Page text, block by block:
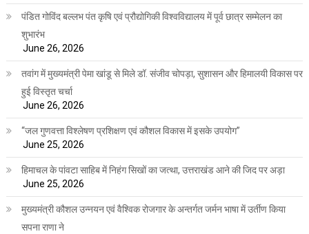
पंडित गोविंद बल्लभ पंत कृषि एवं प्रौद्योगिकी विश्वविद्यालय में पूर्व छात्र सम्मेलन का
शुभारंभ
June 26, 2026
तवांग में मुख्यमंत्री पेमा खांडू से मिले डॉ. संजीव चोपड़ा, सुशासन और हिमालयी विकास पर
हुई विस्तृत चर्चा
June 26, 2026
“जल गुणवत्ता विश्लेषण प्रशिक्षण एवं कौशल विकास में इसके उपयोग”
June 25, 2026
हिमाचल के पांवटा साहिब में निहंग सिखों का जत्था, उत्तराखंड आने की जिद पर अड़ा
June 25, 2026
मुख्यमंत्री कौशल उन्नयन एवं वैश्विक रोजगार के अन्तर्गत जर्मन भाषा में उर्तीण किया
सपना राणा ने